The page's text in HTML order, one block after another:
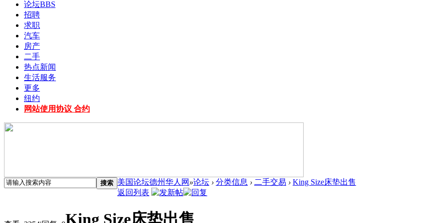
论坛BBS
招聘
求职
汽车
房产
二手
热点新闻
生活服务
更多
纽约
网站使用协议 合约
搜索 美国论坛德州华人网 »论坛 › 分类信息 › 二手交易 › King Size床垫出售
返回列表
King Size床垫出售